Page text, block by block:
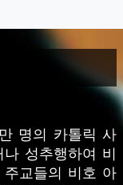
명의 카톨릭 사
성추행하여 비
교들의 비호 아